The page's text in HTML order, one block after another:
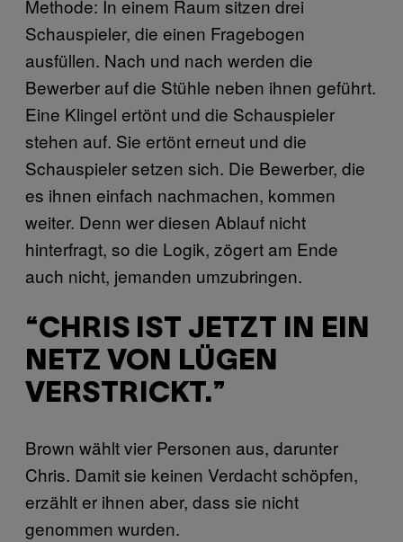
Methode: In einem Raum sitzen drei
Schauspieler, die einen Fragebogen
ausfüllen. Nach und nach werden die
Bewerber auf die Stühle neben ihnen geführt.
Eine Klingel ertönt und die Schauspieler
stehen auf. Sie ertönt erneut und die
Schauspieler setzen sich. Die Bewerber, die
es ihnen einfach nachmachen, kommen
weiter. Denn wer diesen Ablauf nicht
hinterfragt, so die Logik, zögert am Ende
auch nicht, jemanden umzubringen.
“CHRIS IST JETZT IN EIN
NETZ VON LÜGEN
VERSTRICKT.”
Brown wählt vier Personen aus, darunter
Chris. Damit sie keinen Verdacht schöpfen,
erzählt er ihnen aber, dass sie nicht
genommen wurden.